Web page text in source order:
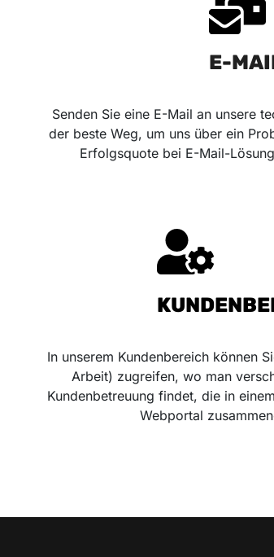
E-
Senden Sie eine E-Mail an unsere
der beste Weg, um uns über ein
Erfolgsquote bei E-Mail-
In unserem Kundenbereich können
Arbeit) zugreifen, wo man
Kundenbetreuung findet, die in
Webportal